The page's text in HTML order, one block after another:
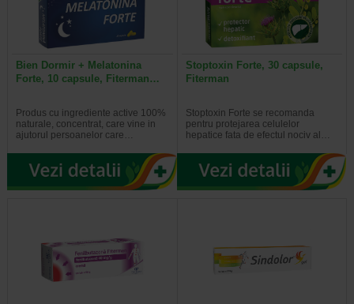
Bien Dormir + Melatonina
Forte, 10 capsule, Fiterman…
Produs cu ingrediente active 100%
naturale, concentrat, care vine in
ajutorul persoanelor care…
Stoptoxin Forte, 30 capsule,
Fiterman
Stoptoxin Forte se recomanda
pentru protejarea celulelor
hepatice fata de efectul nociv al…